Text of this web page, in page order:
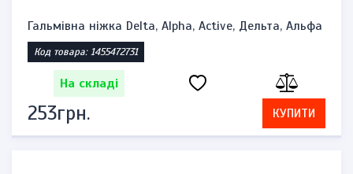
Гальмівна ніжка Delta, Alpha, Active, Дельта, Альфа
Код товара: 1455472731
На складі
253грн. КУПИТИ